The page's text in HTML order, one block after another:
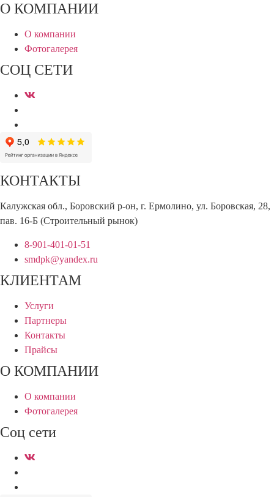
О КОМПАНИИ
О компании
Фотогалерея
СОЦ СЕТИ
КОНТАКТЫ
Калужская обл., Боровский р-он, г. Ермолино, ул. Боровская, 28,
пав. 16-Б (Строительный рынок)
8-901-401-01-51
smdpk@yandex.ru
КЛИЕНТАМ
Услуги
Партнеры
Контакты
Прайсы
О КОМПАНИИ
О компании
Фотогалерея
Соц сети